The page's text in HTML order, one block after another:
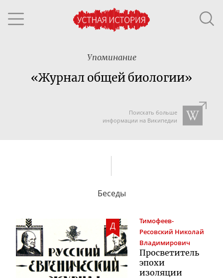
Упоминание
«Журнал общей биологии»
Поискать больше
информации на Википедии
Беседы
Д
Тимофеев-
Ресовский Николай
Владимирович
Просветитель
эпохи
изоляции